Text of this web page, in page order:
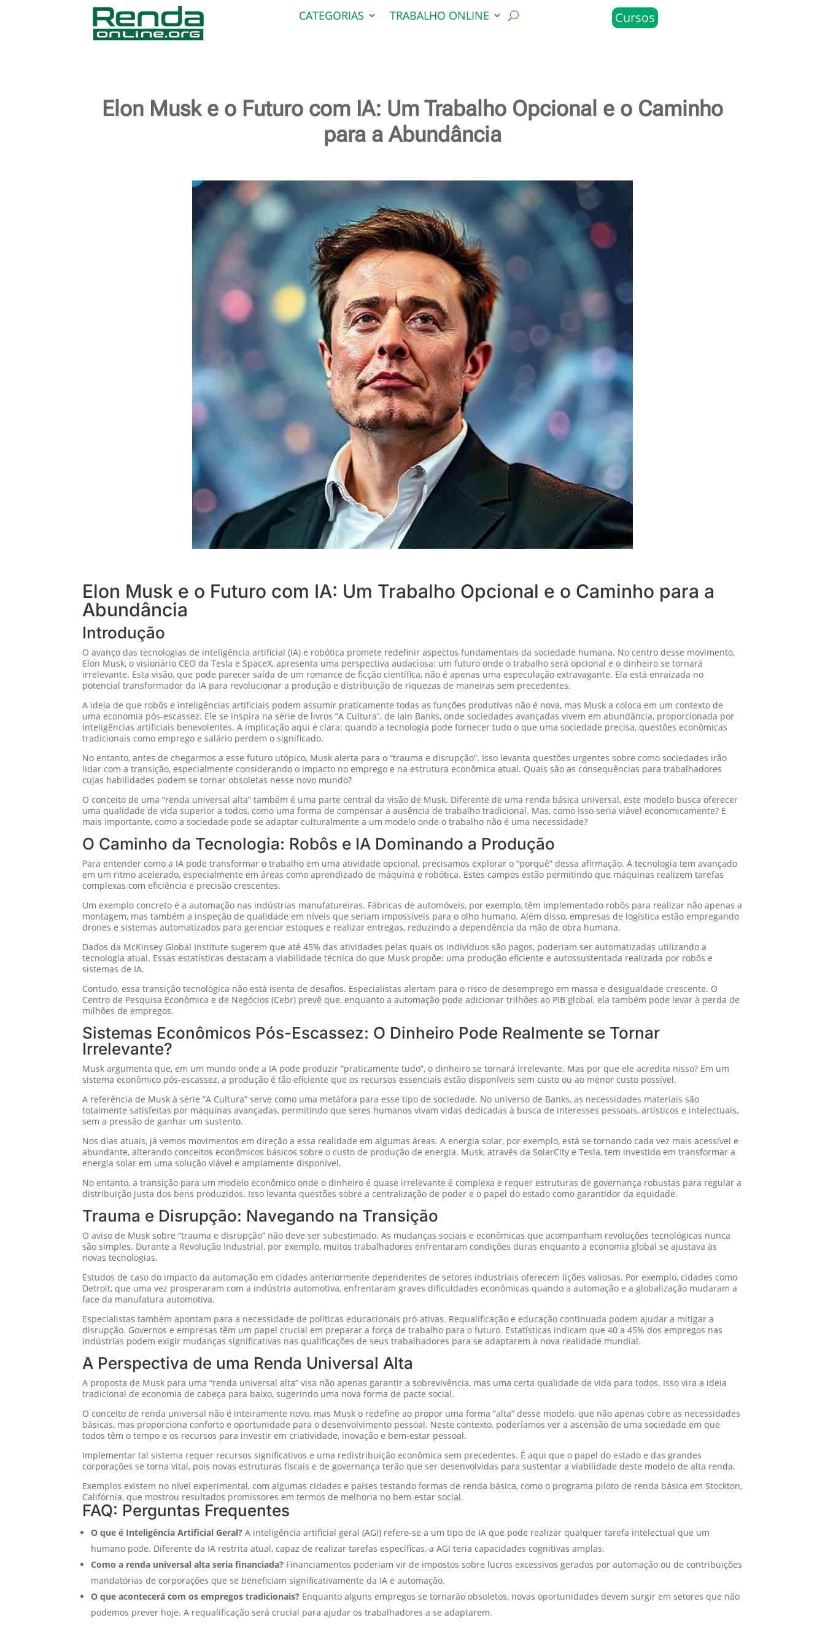
CATEGORIAS TRABALHO ONLINE Cursos
Elon Musk e o Futuro com IA: Um Trabalho Opcional e o Caminho
para a Abundância
Elon Musk e o Futuro com IA: Um Trabalho Opcional e o Caminho para a
Abundância
Introdução
O avanço das tecnologias de inteligência artificial (IA) e robótica promete redefinir aspectos fundamentais da sociedade humana. No centro desse movimento,
Elon Musk, o visionário CEO da Tesla e SpaceX, apresenta uma perspectiva audaciosa: um futuro onde o trabalho será opcional e o dinheiro se tornará
irrelevante. Esta visão, que pode parecer saída de um romance de ficção científica, não é apenas uma especulação extravagante. Ela está enraizada no
potencial transformador da IA para revolucionar a produção e distribuição de riquezas de maneiras sem precedentes.
A ideia de que robôs e inteligências artificiais podem assumir praticamente todas as funções produtivas não é nova, mas Musk a coloca em um contexto de
uma economia pós-escassez. Ele se inspira na série de livros “A Cultura”, de Iain Banks, onde sociedades avançadas vivem em abundância, proporcionada por
inteligências artificiais benevolentes. A implicação aqui é clara: quando a tecnologia pode fornecer tudo o que uma sociedade precisa, questões econômicas
tradicionais como emprego e salário perdem o significado.
No entanto, antes de chegarmos a esse futuro utópico, Musk alerta para o “trauma e disrupção”. Isso levanta questões urgentes sobre como sociedades irão
lidar com a transição, especialmente considerando o impacto no emprego e na estrutura econômica atual. Quais são as consequências para trabalhadores
cujas habilidades podem se tornar obsoletas nesse novo mundo?
O conceito de uma “renda universal alta” também é uma parte central da visão de Musk. Diferente de uma renda básica universal, este modelo busca oferecer
uma qualidade de vida superior a todos, como uma forma de compensar a ausência de trabalho tradicional. Mas, como isso seria viável economicamente? E
mais importante, como a sociedade pode se adaptar culturalmente a um modelo onde o trabalho não é uma necessidade?
O Caminho da Tecnologia: Robôs e IA Dominando a Produção
Para entender como a IA pode transformar o trabalho em uma atividade opcional, precisamos explorar o “porquê” dessa afirmação. A tecnologia tem avançado
em um ritmo acelerado, especialmente em áreas como aprendizado de máquina e robótica. Estes campos estão permitindo que máquinas realizem tarefas
complexas com eficiência e precisão crescentes.
Um exemplo concreto é a automação nas indústrias manufatureiras. Fábricas de automóveis, por exemplo, têm implementado robôs para realizar não apenas a
montagem, mas também a inspeção de qualidade em níveis que seriam impossíveis para o olho humano. Além disso, empresas de logística estão empregando
drones e sistemas automatizados para gerenciar estoques e realizar entregas, reduzindo a dependência da mão de obra humana.
Dados da McKinsey Global Institute sugerem que até 45% das atividades pelas quais os indivíduos são pagos, poderiam ser automatizadas utilizando a
tecnologia atual. Essas estatísticas destacam a viabilidade técnica do que Musk propõe: uma produção eficiente e autossustentada realizada por robôs e
sistemas de IA.
Contudo, essa transição tecnológica não está isenta de desafios. Especialistas alertam para o risco de desemprego em massa e desigualdade crescente. O
Centro de Pesquisa Econômica e de Negócios (Cebr) prevê que, enquanto a automação pode adicionar trilhões ao PIB global, ela também pode levar à perda de
milhões de empregos.
Sistemas Econômicos Pós-Escassez: O Dinheiro Pode Realmente se Tornar
Irrelevante?
Musk argumenta que, em um mundo onde a IA pode produzir “praticamente tudo”, o dinheiro se tornará irrelevante. Mas por que ele acredita nisso? Em um
sistema econômico pós-escassez, a produção é tão eficiente que os recursos essenciais estão disponíveis sem custo ou ao menor custo possível.
A referência de Musk à série “A Cultura” serve como uma metáfora para esse tipo de sociedade. No universo de Banks, as necessidades materiais são
totalmente satisfeitas por máquinas avançadas, permitindo que seres humanos vivam vidas dedicadas à busca de interesses pessoais, artísticos e intelectuais,
sem a pressão de ganhar um sustento.
Nos dias atuais, já vemos movimentos em direção a essa realidade em algumas áreas. A energia solar, por exemplo, está se tornando cada vez mais acessível e
abundante, alterando conceitos econômicos básicos sobre o custo de produção de energia. Musk, através da SolarCity e Tesla, tem investido em transformar a
energia solar em uma solução viável e amplamente disponível.
No entanto, a transição para um modelo econômico onde o dinheiro é quase irrelevante é complexa e requer estruturas de governança robustas para regular a
distribuição justa dos bens produzidos. Isso levanta questões sobre a centralização de poder e o papel do estado como garantidor da equidade.
Trauma e Disrupção: Navegando na Transição
O aviso de Musk sobre “trauma e disrupção” não deve ser subestimado. As mudanças sociais e econômicas que acompanham revoluções tecnológicas nunca
são simples. Durante a Revolução Industrial, por exemplo, muitos trabalhadores enfrentaram condições duras enquanto a economia global se ajustava às
novas tecnologias.
Estudos de caso do impacto da automação em cidades anteriormente dependentes de setores industriais oferecem lições valiosas. Por exemplo, cidades como
Detroit, que uma vez prosperaram com a indústria automotiva, enfrentaram graves dificuldades econômicas quando a automação e a globalização mudaram a
face da manufatura automotiva.
Especialistas também apontam para a necessidade de políticas educacionais pró-ativas. Requalificação e educação continuada podem ajudar a mitigar a
disrupção. Governos e empresas têm um papel crucial em preparar a força de trabalho para o futuro. Estatísticas indicam que 40 a 45% dos empregos nas
indústrias podem exigir mudanças significativas nas qualificações de seus trabalhadores para se adaptarem à nova realidade mundial.
A Perspectiva de uma Renda Universal Alta
A proposta de Musk para uma “renda universal alta” visa não apenas garantir a sobrevivência, mas uma certa qualidade de vida para todos. Isso vira a ideia
tradicional de economia de cabeça para baixo, sugerindo uma nova forma de pacte social.
O conceito de renda universal não é inteiramente novo, mas Musk o redefine ao propor uma forma “alta” desse modelo, que não apenas cobre as necessidades
básicas, mas proporciona conforto e oportunidade para o desenvolvimento pessoal. Neste contexto, poderíamos ver a ascensão de uma sociedade em que
todos têm o tempo e os recursos para investir em criatividade, inovação e bem-estar pessoal.
Implementar tal sistema requer recursos significativos e uma redistribuição econômica sem precedentes. É aqui que o papel do estado e das grandes
corporações se torna vital, pois novas estruturas fiscais e de governança terão que ser desenvolvidas para sustentar a viabilidade deste modelo de alta renda.
Exemplos existem no nível experimental, com algumas cidades e países testando formas de renda básica, como o programa piloto de renda básica em Stockton,
Califórnia, que mostrou resultados promissores em termos de melhoria no bem-estar social.
FAQ: Perguntas Frequentes
O que é Inteligência Artificial Geral? A inteligência artificial geral (AGI) refere-se a um tipo de IA que pode realizar qualquer tarefa intelectual que um
humano pode. Diferente da IA restrita atual, capaz de realizar tarefas específicas, a AGI teria capacidades cognitivas amplas.
Como a renda universal alta seria financiada? Financiamentos poderiam vir de impostos sobre lucros excessivos gerados por automação ou de contribuições
mandatórias de corporações que se beneficiam significativamente da IA e automação.
O que acontecerá com os empregos tradicionais? Enquanto alguns empregos se tornarão obsoletos, novas oportunidades devem surgir em setores que não
podemos prever hoje. A requalificação será crucial para ajudar os trabalhadores a se adaptarem.